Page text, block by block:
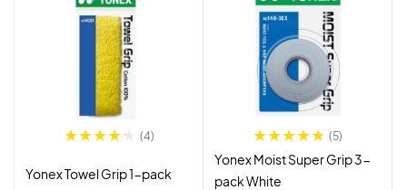
(4)
Yonex Towel Grip 1-pack
(5)
Yonex Moist Super Grip 3-
pack White